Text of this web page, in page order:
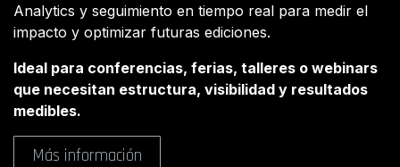
Analytics y seguimiento en tiempo real para medir el
impacto y optimizar futuras ediciones.
Ideal para conferencias, ferias, talleres o webinars
que necesitan estructura, visibilidad y resultados
medibles.
Más información